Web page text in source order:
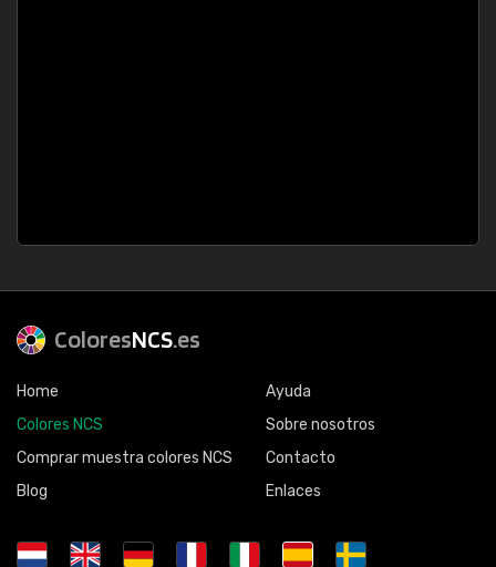
ColoresNCS.es
Home
Colores NCS
Comprar muestra colores NCS
Blog
Ayuda
Sobre nosotros
Contacto
Enlaces